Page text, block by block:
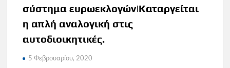
σύστημα ευρωεκλογών|Καταργείται
η απλή αναλογική στις
αυτοδιοικητικές.
5 Φεβρουαρίου, 2020